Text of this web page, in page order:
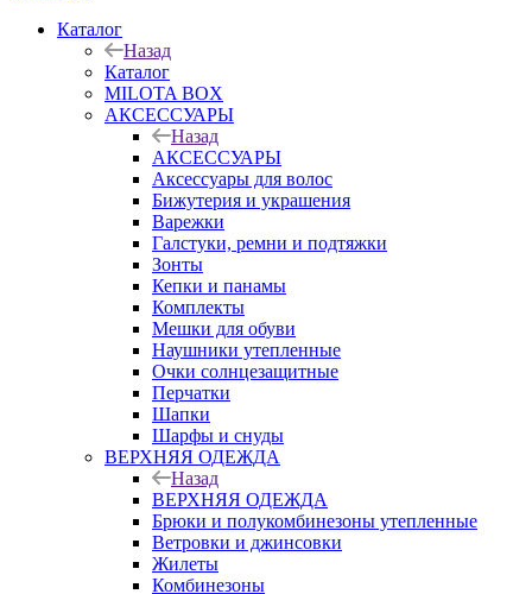
Каталог
Назад
Каталог
MILOTA BOX
АКСЕССУАРЫ
Назад
АКСЕССУАРЫ
Аксессуары для волос
Бижутерия и украшения
Варежки
Галстуки, ремни и подтяжки
Зонты
Кепки и панамы
Комплекты
Мешки для обуви
Наушники утепленные
Очки солнцезащитные
Перчатки
Шапки
Шарфы и снуды
ВЕРХНЯЯ ОДЕЖДА
Назад
ВЕРХНЯЯ ОДЕЖДА
Брюки и полукомбинезоны утепленные
Ветровки и джинсовки
Жилеты
Комбинезоны